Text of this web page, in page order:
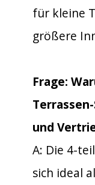
für kleine
größere
Frage:
und
A: Die 4-
sich ideal